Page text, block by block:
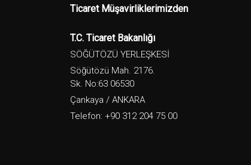
Ticaret Müşavirliklerimizden
T.C. Ticaret Bakanlığı
SÖĞÜTÖZÜ YERLEŞKESİ
Söğütözü Mah. 2176.
Sk. No:63 06530
Çankaya / ANKARA
Telefon: +90 312 204 75 00